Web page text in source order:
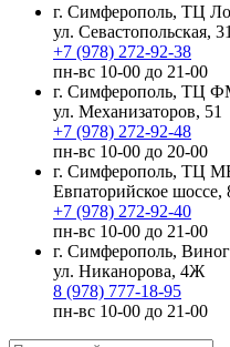
г. Симферополь, ТЦ
ул. Севастопольская,
+7 (978) 272-92-38
пн-вс 10-00 до 21-00
г. Симферополь, ТЦ
ул. Механизаторов, 51
+7 (978) 272-92-48
пн-вс 10-00 до 20-00
г. Симферополь, ТЦ
Евпаторийское шоссе,
+7 (978) 272-92-40
пн-вс 10-00 до 21-00
г. Симферополь,
ул. Никанорова, 4Ж
8 (978) 777-18-95
пн-вс 10-00 до 21-00